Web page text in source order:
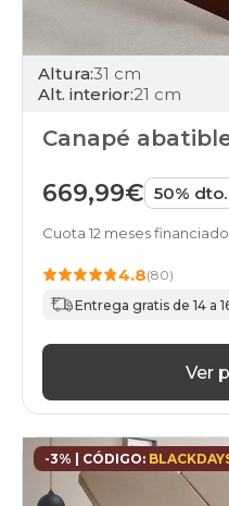
Altura:31 cm
Alt. interior:21 cm
Canapé
669,99€ 50% dto.
Cuota 12 meses
4.8(80)
Entrega gratis de 14 a
Ver
-3% | CÓDIGO: